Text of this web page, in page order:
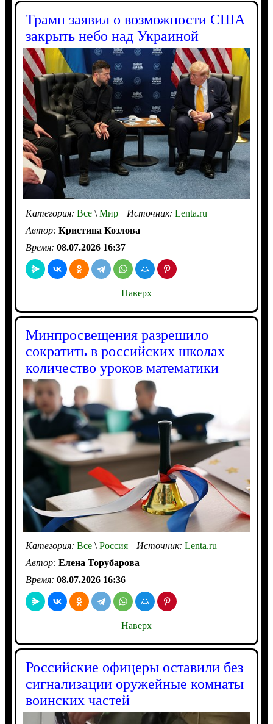
Трамп заявил о возможности США
закрыть небо над Украиной
Категория: Все\Мир Источник: Lenta.ru
Автор: Кристина Козлова
Время: 08.07.2026 16:37
Наверх
Минпросвещения разрешило
сократить в российских школах
количество уроков математики
Категория: Все\Россия Источник: Lenta.ru
Автор: Елена Торубарова
Время: 08.07.2026 16:36
Наверх
Российские офицеры оставили без
сигнализации оружейные комнаты
воинских частей